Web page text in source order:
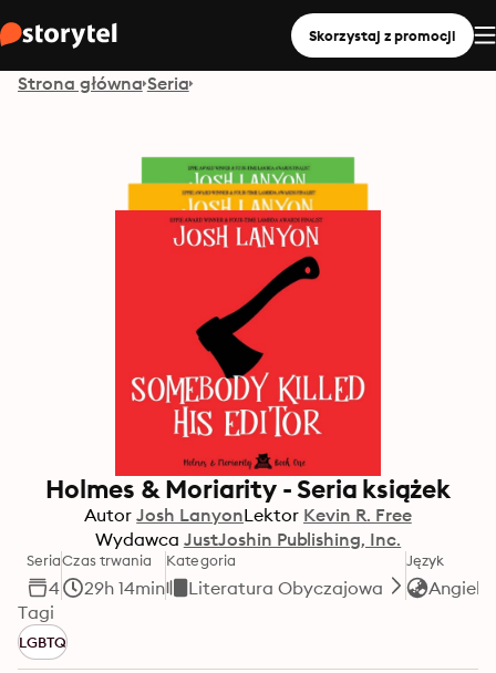
Skorzystaj z promocji
Strona główna Seria
Holmes & Moriarity - Seria książek
Autor Josh LanyonLektor Kevin R. Free
Wydawca JustJoshin Publishing, Inc.
Seria
4
Czas trwania
29h 14min
Kategoria
Literatura Obyczajowa
Język
Tagi
LGBTQ